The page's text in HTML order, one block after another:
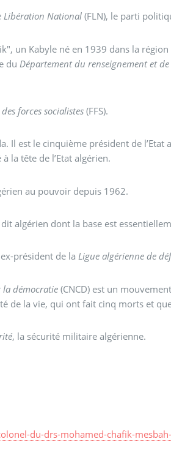
Libération National (FLN), le parti
un Kabyle né en 1939 dans la
du Département du renseignement et
forces socialistes(FFS).
Il est le cinquième président de
la tête de l’Etat algérien.
au pouvoir depuis 1962.
algérien dont la base est
ex-président de laLigue algérienne de
démocratie (CNCD) est un
de la vie, qui ont fait cinq morts et
, la sécurité militaire algérienne.
du-drs-mohamed-chafik-